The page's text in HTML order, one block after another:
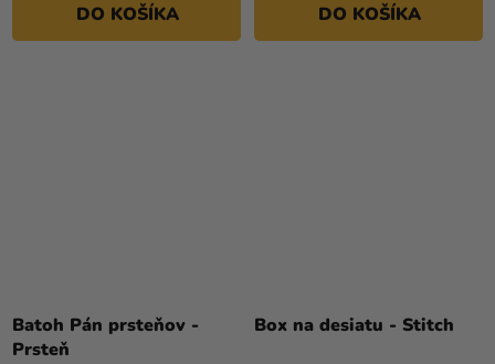
DO KOŠÍKA DO KOŠÍKA
Batoh Pán prsteňov -
Prsteň
Box na desiatu - Stitch